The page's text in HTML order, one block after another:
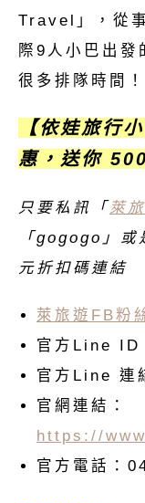
Travel」，從
際9人小巴出發
很多排隊時間
【依娃旅行
惠，送你
只要私訊「萊
「gogogo」
元折扣碼連結
萊旅遊FB粉
官方Line ID
官方Line 連
官網連結：
https://
官方電話：